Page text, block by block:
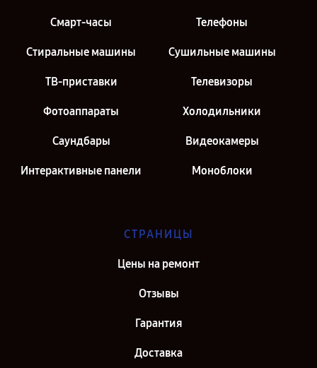
Смарт-часы Телефоны
Стиральные машины Сушильные машины
ТВ-приставки Телевизоры
Фотоаппараты Холодильники
Саундбары Видеокамеры
Интерактивные панели Моноблоки
СТРАНИЦЫ
Цены на ремонт
Отзывы
Гарантия
Доставка